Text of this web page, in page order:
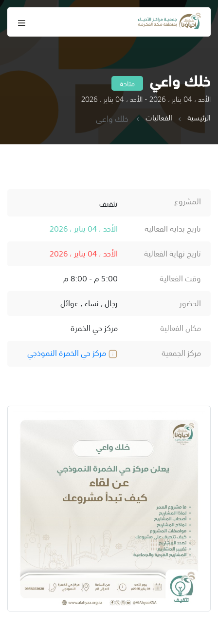
خلك واعي متاحة
الأحد ، 04 يناير ، 2026 - الأحد ، 04 يناير ، 2026
الرئيسية
الفعاليات خلك واعي
المشروع
تثقيف
تاريخ بداية الفعالية
الأحد ، 04 يناير ، 2026
تاريخ نهاية الفعالية
الأحد ، 04 يناير ، 2026
وقت الفعالية
5:00 م - 8:00 م
الحضور
رجال , نساء , عوائل
مكان الفعالية
مركز حي الخمرة
مركز الجمعية
مركز حي الخمرة النموذجي